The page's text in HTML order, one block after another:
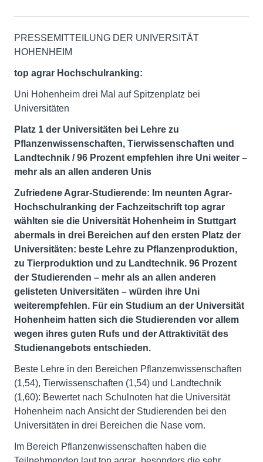
PRESSEMITTEILUNG DER UNIVERSITÄT
HOHENHEIM
top agrar Hochschulranking:
Uni Hohenheim drei Mal auf Spitzenplatz bei
Universitäten
Platz 1 der Universitäten bei Lehre zu
Pflanzenwissenschaften, Tierwissenschaften und
Landtechnik / 96 Prozent empfehlen ihre Uni weiter –
mehr als an allen anderen Unis
Zufriedene Agrar-Studierende: Im neunten Agrar-
Hochschulranking der Fachzeitschrift top agrar
wählten sie die Universität Hohenheim in Stuttgart
abermals in drei Bereichen auf den ersten Platz der
Universitäten: beste Lehre zu Pflanzenproduktion,
zu Tierproduktion und zu Landtechnik. 96 Prozent
der Studierenden – mehr als an allen anderen
gelisteten Universitäten – würden ihre Uni
weiterempfehlen. Für ein Studium an der Universität
Hohenheim hatten sich die Studierenden vor allem
wegen ihres guten Rufs und der Attraktivität des
Studienangebots entschieden.
Beste Lehre in den Bereichen Pflanzenwissenschaften
(1,54), Tierwissenschaften (1,54) und Landtechnik
(1,60): Bewertet nach Schulnoten hat die Universität
Hohenheim nach Ansicht der Studierenden bei den
Universitäten in drei Bereichen die Nase vorn.
Im Bereich Pflanzenwissenschaften haben die